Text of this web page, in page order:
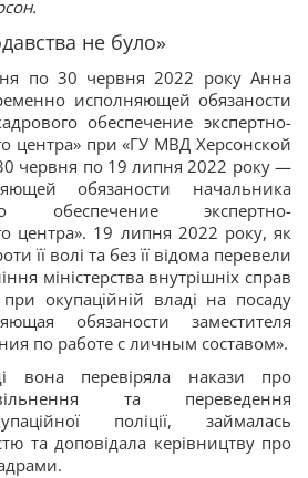
не було»
по 30 червня 2022 року Анна
исполняющей обязаности
обеспечение экспертно-
центра» при «ГУ МВД Херсонской
червня по 19 липня 2022 року —
обязаности начальника
обеспечение экспертно-
центра». 19 липня 2022 року, як
її волі та без її відома перевели
міністерства внутрішніх справ
при окупаційній владі на посаду
обязаности заместителя
по работе с личным составом».
вона перевіряла накази про
та переведення
поліції, займалась
та доповідала керівництву про